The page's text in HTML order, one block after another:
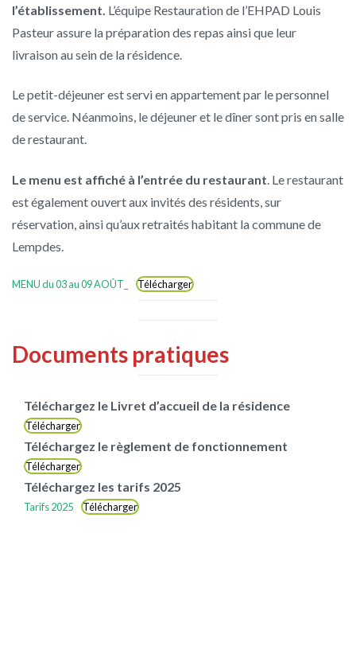
l’établissement. L’équipe Restauration de l’EHPAD Louis
Pasteur assure la préparation des repas ainsi que leur
livraison au sein de la résidence.
Le petit-déjeuner est servi en appartement par le personnel
de service. Néanmoins, le déjeuner et le dîner sont pris en salle
de restaurant.
Le menu est affiché à l’entrée du restaurant. Le restaurant
est également ouvert aux invités des résidents, sur
réservation, ainsi qu’aux retraités habitant la commune de
Lempdes.
MENU du 03 au 09 AOÛT_ Télécharger
Documents pratiques
Téléchargez le Livret d’accueil de la résidence
Télécharger
Téléchargez le règlement de fonctionnement
Télécharger
Téléchargez les tarifs 2025
Tarifs 2025 Télécharger